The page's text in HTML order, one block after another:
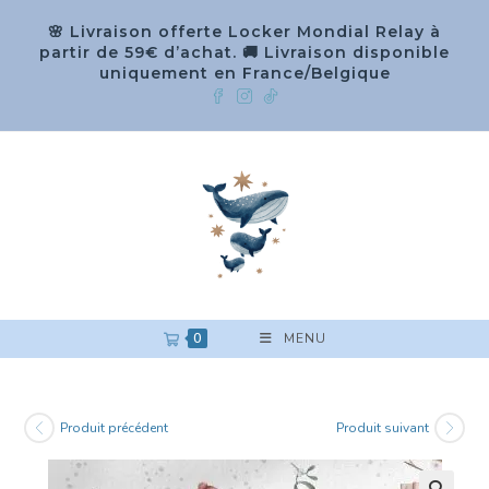
🌸 Livraison offerte Locker Mondial Relay à
partir de 59€ d’achat. 🚚 Livraison disponible
uniquement en France/Belgique
0 MENU
Produit précédent Produit suivant